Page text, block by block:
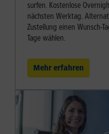
surfen. Kostenlose
nächsten Werktag.
Zustellung einen Wunsch-
Tage wählen.
Mehr erfahren